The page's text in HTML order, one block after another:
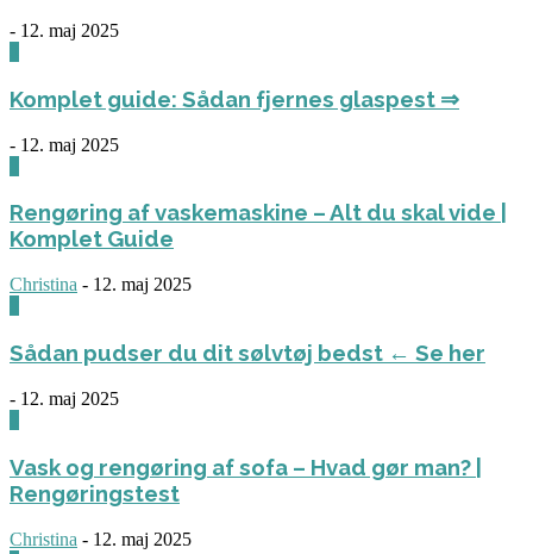
- 12. maj 2025
Komplet guide: Sådan fjernes glaspest ⇒
- 12. maj 2025
Rengøring af vaskemaskine – Alt du skal vide |
Komplet Guide
Christina - 12. maj 2025
Sådan pudser du dit sølvtøj bedst ← Se her
- 12. maj 2025
Vask og rengøring af sofa – Hvad gør man? |
Rengøringstest
Christina - 12. maj 2025